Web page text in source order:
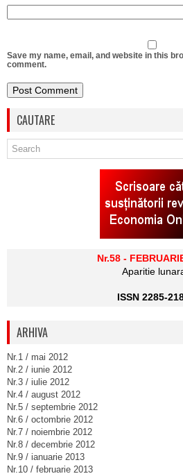
Save my name, email, and website in this
comment.
CAUTARE
Nr.58 -
Aparitie
ISSN 2285-
ARHIVA
Nr.1 / mai 2012
Nr.2 / iunie 2012
Nr.3 / iulie 2012
Nr.4 / august 2012
Nr.5 / septembrie 2012
Nr.6 / octombrie 2012
Nr.7 / noiembrie 2012
Nr.8 / decembrie 2012
Nr.9 / ianuarie 2013
Nr.10 / februarie 2013